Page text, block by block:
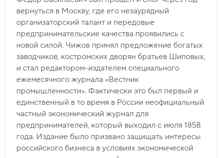
вернуться в Москву, где его незаурядный
организаторский талант и передовые
предпринимательские качества проявились с
новой силой. Чижов принял предложение богатых
заводчиков, костромских дворян братьев Шиповых,
и стал редактором-издателем специального
ежемесячного журнала «Вестник
промышленности». Фактически это был первый и
единственный в то время в России неофициальный
частный экономический журнал для
предпринимателей, который выходил с июля 1858
года. Издание было призвано защищать интересы
российского бизнеса в условиях экономической